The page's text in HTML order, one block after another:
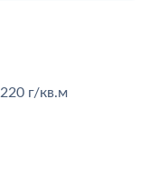
220 г/кв.м